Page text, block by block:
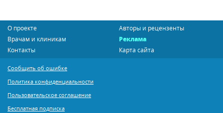
О проекте
Авторы и рецензенты
Врачам и клиникам
Реклама
Контакты
Карта сайта
Сообщить об ошибке
Политика конфиденциальности
Пользовательское соглашение
Бесплатная подписка